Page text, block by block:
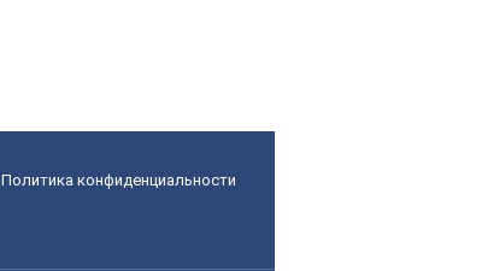
Политика конфиденциальности